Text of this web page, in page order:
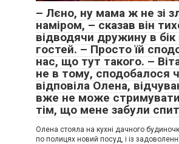
– Лєно, ну мама ж не зі
наміром, – сказав він
відводячи дружину в бік
гостей. – Просто їй
нас, що тут такого. –
не в тому, сподобалося
відповіла Олена,
вже не може
тім, що мене забули
Олена стояла на кухні дачного
по полицях новий посуд, і із